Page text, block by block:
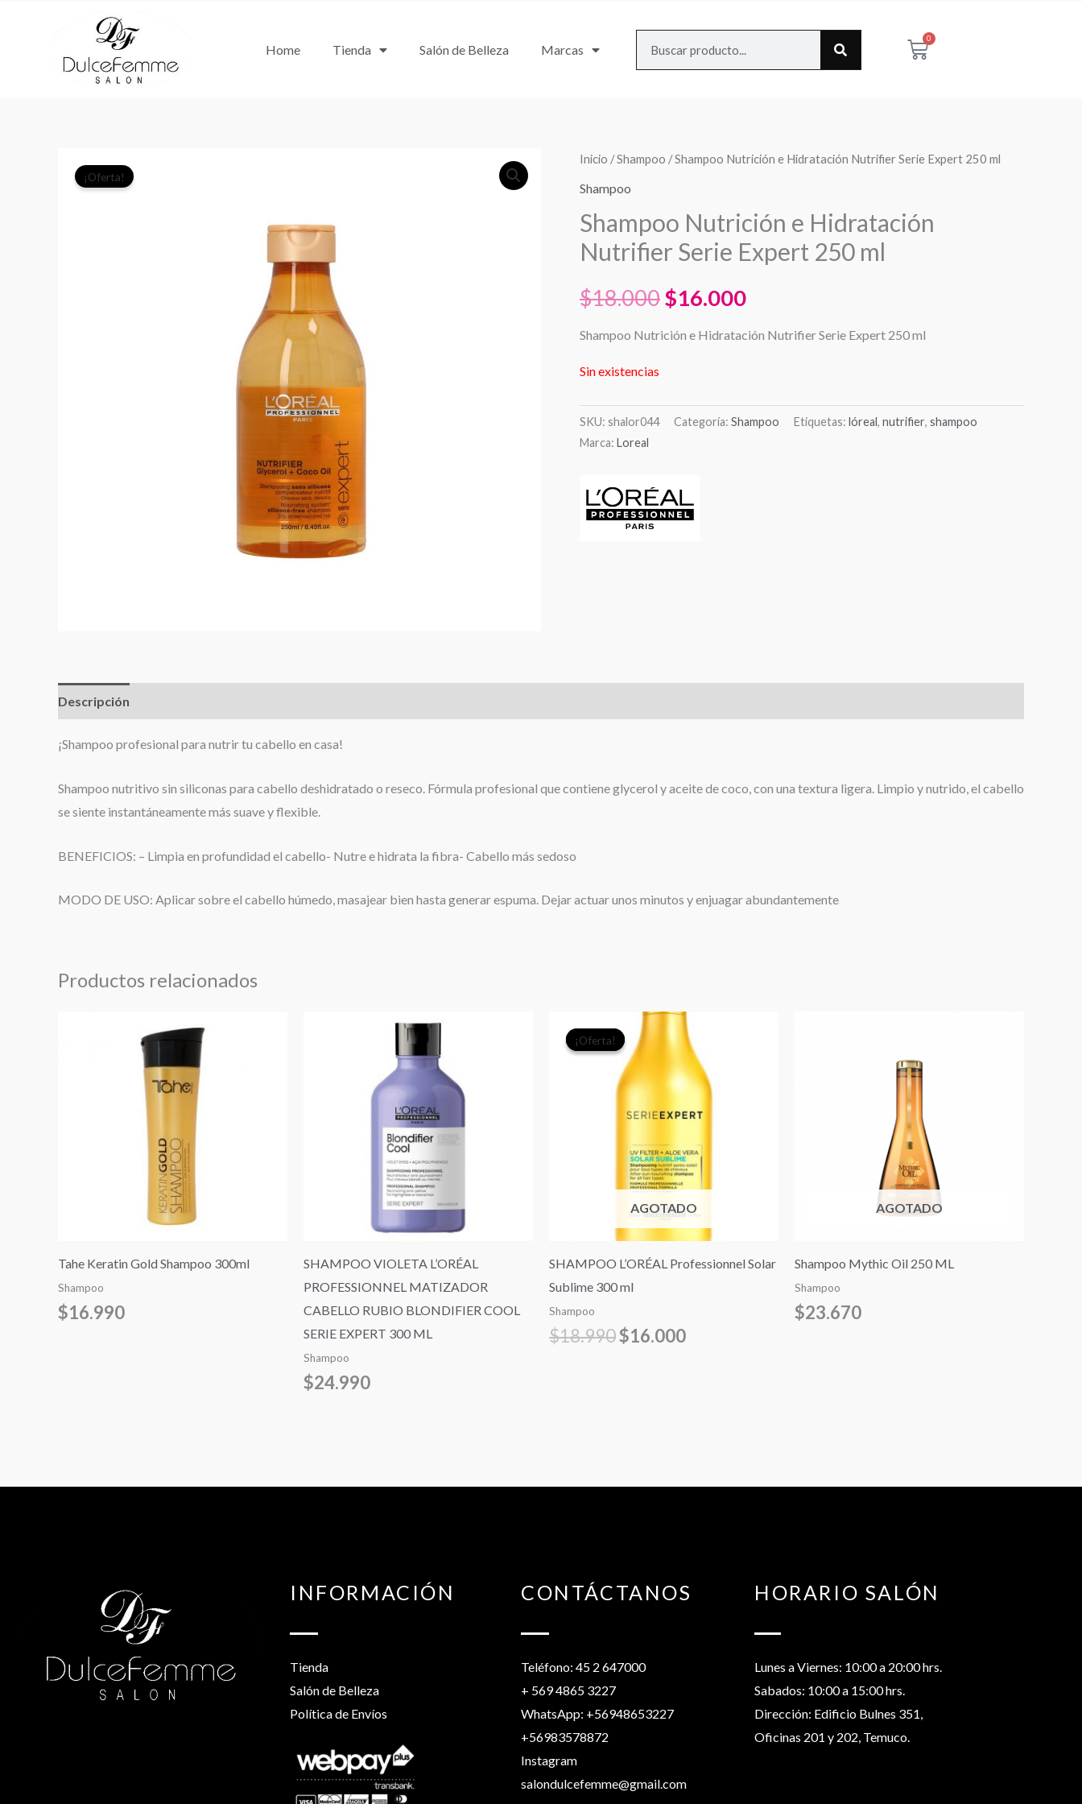
Home Tienda Salón de Belleza Marcas
0
Cart
¡Oferta!
Inicio /Shampoo / Shampoo Nutrición e Hidratación Nutrifier Serie Expert 250 ml
Shampoo
Shampoo Nutrición e Hidratación
Nutrifier Serie Expert 250 ml
$18.000
El
precio
original
era:
$18.000.
$16.000
El
precio
actual
$16.000.
Shampoo Nutrición e Hidratación Nutrifier Serie Expert 250 ml
Sin existencias
SKU: shalor044 Categoría: Shampoo Etiquetas: lóreal, nutrifier, shampoo
Marca: Loreal
Descripción
¡Shampoo profesional para nutrir tu cabello en casa!
Shampoo nutritivo sin siliconas para cabello deshidratado o reseco. Fórmula profesional que contiene glycerol y aceite de coco, con una textura ligera. Limpio y nutrido, el cabello
se siente instantáneamente más suave y flexible.
BENEFICIOS: – Limpia en profundidad el cabello- Nutre e hidrata la fibra- Cabello más sedoso
MODO DE USO: Aplicar sobre el cabello húmedo, masajear bien hasta generar espuma. Dejar actuar unos minutos y enjuagar abundantemente
Productos relacionados
Tahe Keratin Gold Shampoo 300ml
Shampoo
$16.990
SHAMPOO VIOLETA L’ORÉAL
PROFESSIONNEL MATIZADOR
CABELLO RUBIO BLONDIFIER COOL
SERIE EXPERT 300 ML
Shampoo
$24.990
¡Oferta!
AGOTADO
¡Oferta!
SHAMPOO L’ORÉAL Professionnel Solar
Sublime 300 ml
Shampoo
$18.990
precio
original
era:
$18.990.
$16.000
El
precio
actual
es:
$16.000.
AGOTADO
Shampoo Mythic Oil 250 ML
Shampoo
$23.670
INFORMACIÓN
Tienda
Salón de Belleza
Política de Envíos
CONTÁCTANOS
Teléfono: 45 2 647000
+ 569 4865 3227
WhatsApp: +56948653227
+56983578872
Instagram
salondulcefemme@gmail.com
HORARIO SALÓN
Lunes a Viernes: 10:00 a 20:00 hrs.
Sabados: 10:00 a 15:00 hrs.
Dirección: Edificio Bulnes 351,
Oficinas 201 y 202, Temuco.